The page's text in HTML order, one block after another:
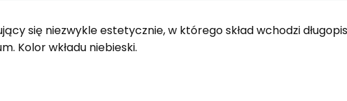
się niezwykle estetycznie, w którego skład wchodzi
Kolor wkładu niebieski.